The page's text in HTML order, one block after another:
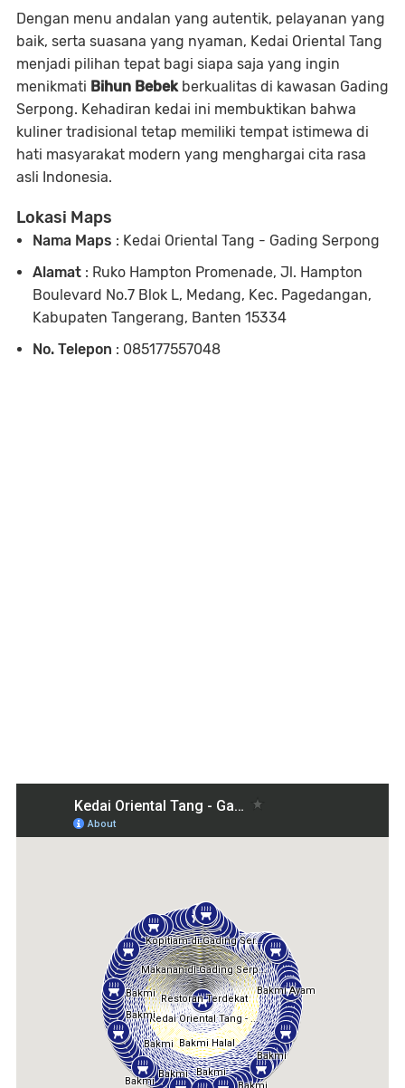
Dengan menu andalan yang autentik, pelayanan yang
baik, serta suasana yang nyaman, Kedai Oriental Tang
menjadi pilihan tepat bagi siapa saja yang ingin
menikmati Bihun Bebekberkualitas di kawasan Gading
Serpong. Kehadiran kedai ini membuktikan bahwa
kuliner tradisional tetap memiliki tempat istimewa di
hati masyarakat modern yang menghargai cita rasa
asli Indonesia.
Lokasi Maps
Nama Maps : Kedai Oriental Tang - Gading Serpong
Alamat : Ruko Hampton Promenade, Jl. Hampton
Boulevard No.7 Blok L, Medang, Kec. Pagedangan,
Kabupaten Tangerang, Banten 15334
No. Telepon : 085177557048